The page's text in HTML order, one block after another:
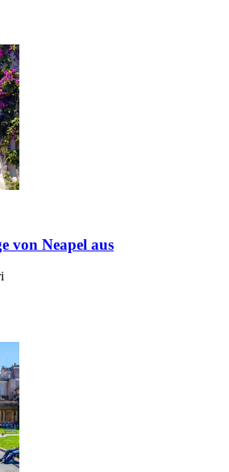
von Neapel aus